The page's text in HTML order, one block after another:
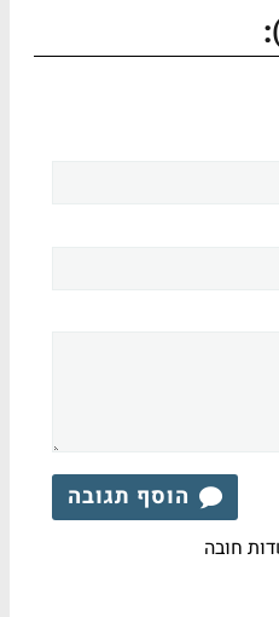
:
הוסף תגובה
חובה